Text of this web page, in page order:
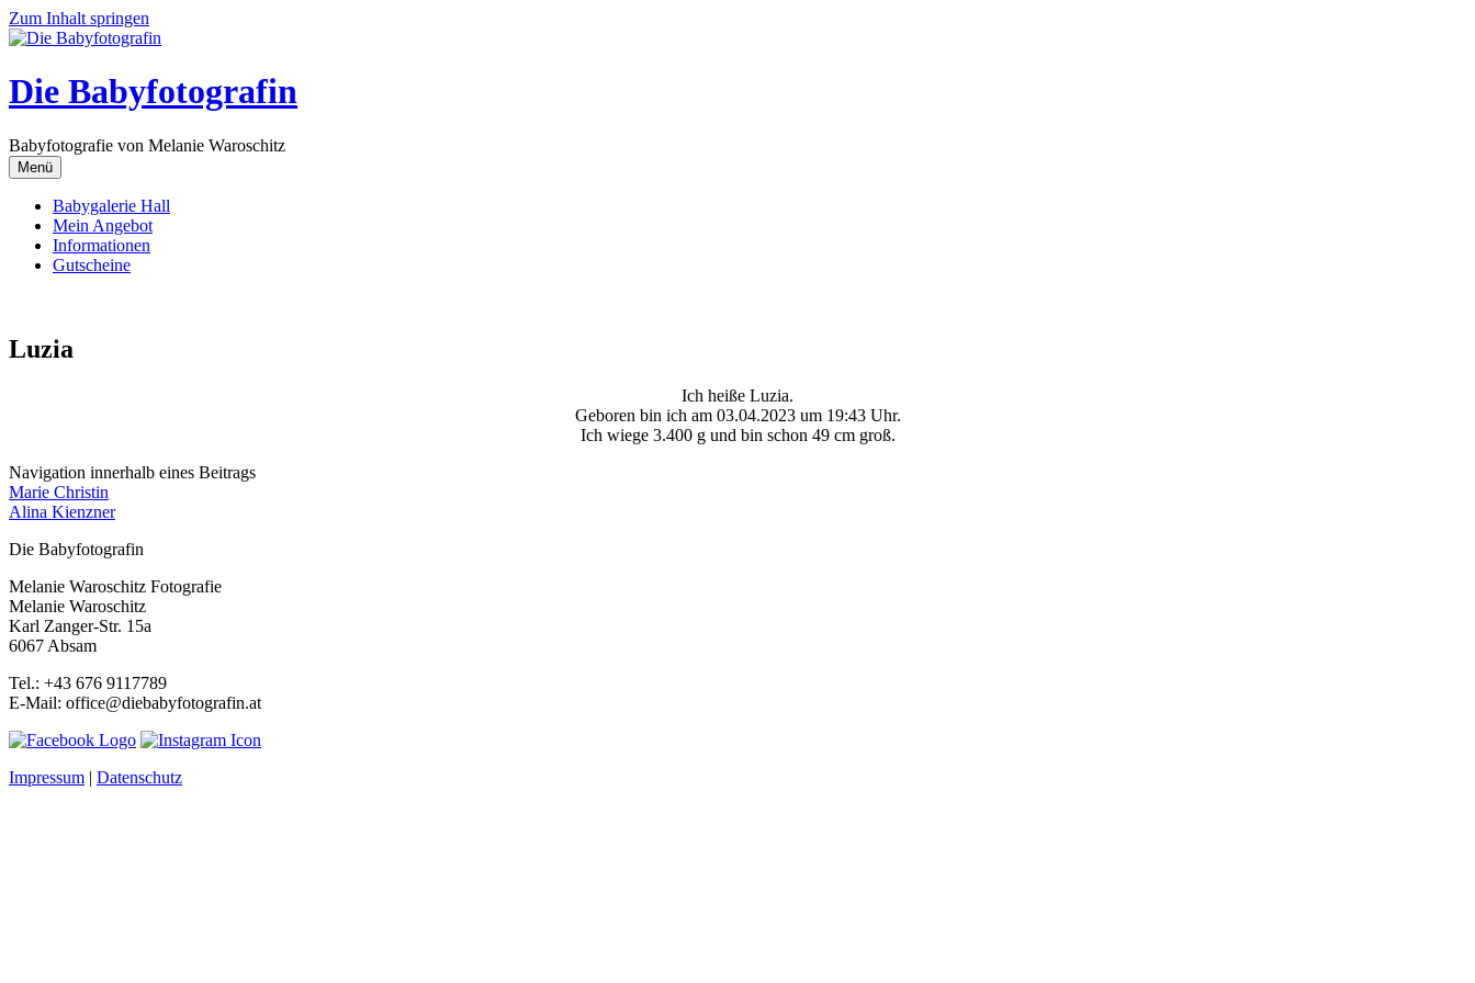
Zum Inhalt springen
Die Babyfotografin
Babyfotografie von Melanie Waroschitz
Menü
Babygalerie Hall
Mein Angebot
Informationen
Gutscheine
Luzia
Ich heiße Luzia.
Geboren bin ich am 03.04.2023 um 19:43 Uhr.
Ich wiege 3.400 g und bin schon 49 cm groß.
Navigation innerhalb eines Beitrags
Marie Christin
Alina Kienzner
Die Babyfotografin
Melanie Waroschitz Fotografie
Melanie Waroschitz
Karl Zanger-Str. 15a
6067 Absam
Tel.: +43 676 9117789
E-Mail: office@diebabyfotografin.at
Impressum | Datenschutz